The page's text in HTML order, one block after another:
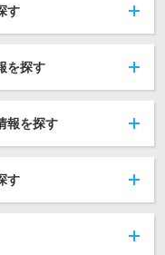
す
を探す
報を探す
す